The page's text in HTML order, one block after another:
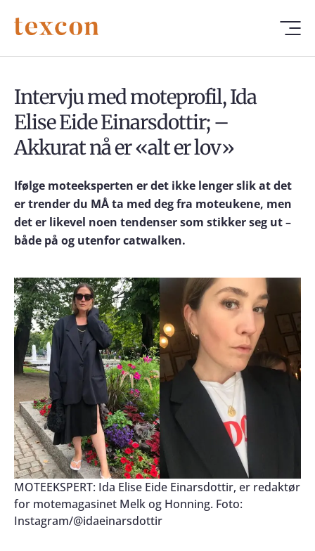
Intervju med moteprofil, Ida
Elise Eide Einarsdottir; –
Akkurat nå er «alt er lov»
Ifølge moteeksperten er det ikke lenger slik at det
er trender du MÅ ta med deg fra moteukene, men
det er likevel noen tendenser som stikker seg ut –
både på og utenfor catwalken.
MOTEEKSPERT: Ida Elise Eide Einarsdottir, er redaktør
for motemagasinet Melk og Honning. Foto:
Instagram/@idaeinarsdottir